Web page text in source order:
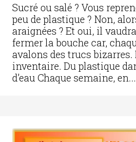
Sucré ou salé ? Vous
peu de plastique ? Non,
araignées ? Et oui, il
fermer la bouche car,
avalons des trucs bizarres.
inventaire. Du plastique
d’eau Chaque semaine, en...